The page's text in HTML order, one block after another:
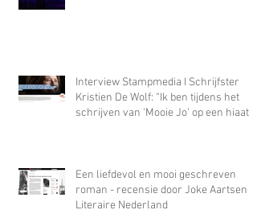
Interview Stampmedia I Schrijfster
Kristien De Wolf: “Ik ben tijdens het
schrijven van ‘Mooie Jo’ op een hiaat
Een liefdevol en mooi geschreven
roman - recensie door Joke Aartsen In
Literaire Nederland